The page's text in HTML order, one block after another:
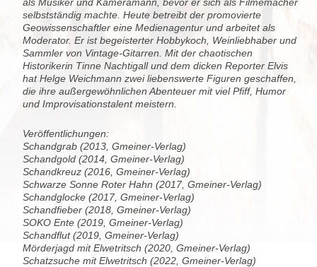
selbstständig machte. Heute betreibt der promovierte
Geowissenschaftler eine Medienagentur und arbeitet als
Moderator. Er ist begeisterter Hobbykoch, Weinliebhaber und
Sammler von Vintage-Gitarren. Mit der chaotischen
Historikerin Tinne Nachtigall und dem dicken Reporter Elvis
hat Helge Weichmann zwei liebenswerte Figuren geschaffen,
die ihre außergewöhnlichen Abenteuer mit viel Pfiff, Humor
und Improvisationstalent meistern.
Veröffentlichungen:
Schandgrab (2013, Gmeiner-Verlag)
Schandgold (2014, Gmeiner-Verlag)
Schandkreuz (2016, Gmeiner-Verlag)
Schwarze Sonne Roter Hahn (2017, Gmeiner-Verlag)
Schandglocke (2017, Gmeiner-Verlag)
Schandfieber (2018, Gmeiner-Verlag)
SOKO Ente (2019, Gmeiner-Verlag)
Schandflut (2019, Gmeiner-Verlag)
Mörderjagd mit Elwetritsch (2020, Gmeiner-Verlag)
Schatzsuche mit Elwetritsch (2022, Gmeiner-Verlag)